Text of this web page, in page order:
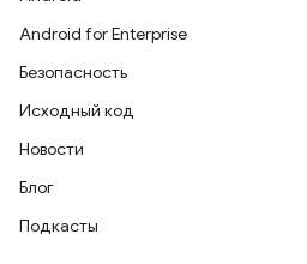
Android for Enterprise
Безопасность
Исходный код
Новости
Блог
Подкасты